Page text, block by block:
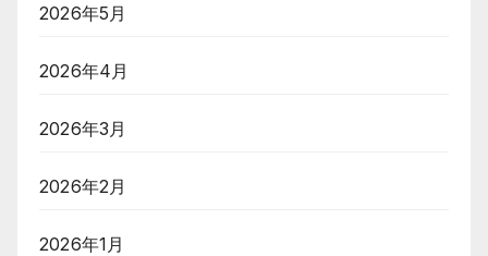
2026年5月
2026年4月
2026年3月
2026年2月
2026年1月